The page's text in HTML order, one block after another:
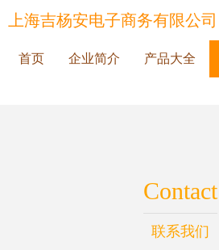
上海吉杨安电子商务有限公司
首页 企业简介 产品大全
Contact
联系我们